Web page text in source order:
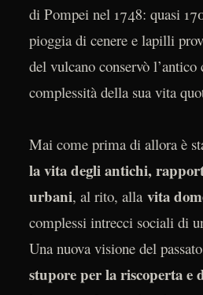
di Pompei nel 1748: quasi
pioggia di cenere e lapilli
del vulcano conservò l’antico
complessità della sua vita
Mai come prima di allora è
la vita degli antichi,
urbani, al rito, alla vita
complessi intrecci sociali di
Una nuova visione del
stupore per la riscoperta e